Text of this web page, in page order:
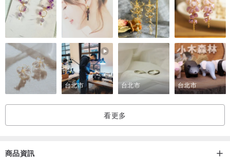
3.同一塊皮面因生長部位不同，每個區塊厚薄度也略有差異。
4.皮面經拋摔處理，經使用後更加柔韌，表面會產生不同的皮質紋
路。
5.每件皆手工製作，皮面經手工染整，使用過程中輕微掉色屬正常現
象。
的油脂也能達到最佳的保護作用。
台北市 台北市 台北市
看更多
商品資訊